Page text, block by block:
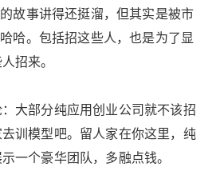
故事讲得还挺溜，但其实是被市
哈。包括招这些人，也是为了显
招来。
大部分纯应用创业公司就不该招
训模型吧。留人家在你这里，纯
一个豪华团队，多融点钱。